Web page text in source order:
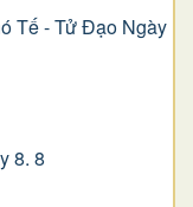
Tế - Tử Đạo Ngày
8. 8